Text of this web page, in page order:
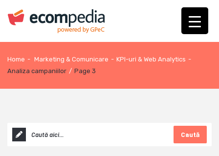
Home - Marketing & Comunicare - KPI-uri & Web Analytics -
Analiza campaniilor / Page 3
Caută